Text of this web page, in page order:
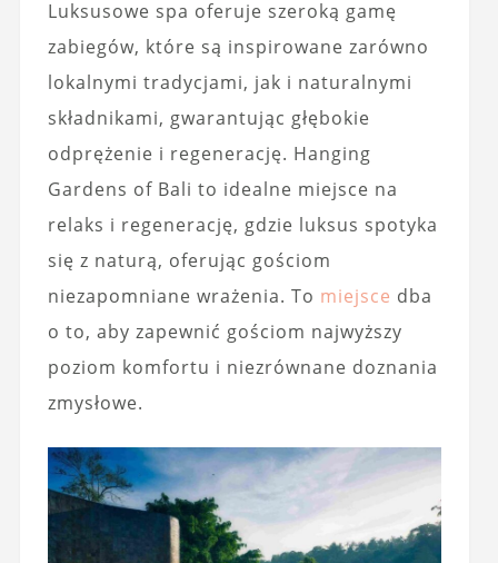
Luksusowe spa oferuje szeroką gamę
zabiegów, które są inspirowane zarówno
lokalnymi tradycjami, jak i naturalnymi
składnikami, gwarantując głębokie
odprężenie i regenerację. Hanging
Gardens of Bali to idealne miejsce na
relaks i regenerację, gdzie luksus spotyka
się z naturą, oferując gościom
niezapomniane wrażenia. To miejsce dba
o to, aby zapewnić gościom najwyższy
poziom komfortu i niezrównane doznania
zmysłowe.